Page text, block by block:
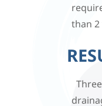
than 2